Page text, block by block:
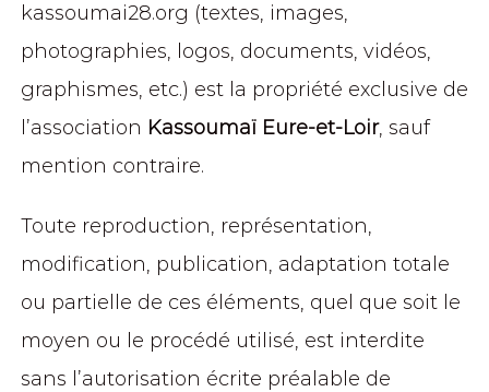
kassoumai28.org (textes, images,
photographies, logos, documents, vidéos,
graphismes, etc.) est la propriété exclusive de
l’association Kassoumaï Eure-et-Loir, sauf
mention contraire.
Toute reproduction, représentation,
modification, publication, adaptation totale
ou partielle de ces éléments, quel que soit le
moyen ou le procédé utilisé, est interdite
sans l’autorisation écrite préalable de